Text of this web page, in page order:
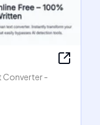
Converter -